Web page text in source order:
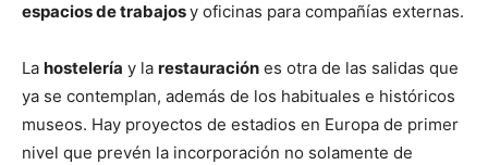
espacios de trabajosy oficinas para compañías externas.
La hostelería y la restauración es otra de las salidas que
ya se contemplan, además de los habituales e históricos
museos. Hay proyectos de estadios en Europa de primer
nivel que prevén la incorporación no solamente de